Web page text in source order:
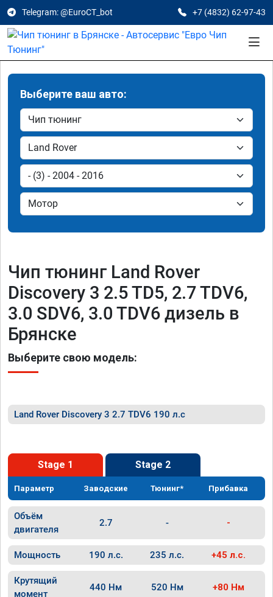
Telegram: @EuroCT_bot +7 (4832) 62-97-43
Выберите ваш авто:
Чип тюнинг Land Rover
Discovery 3 2.5 TD5, 2.7 TDV6,
3.0 SDV6, 3.0 TDV6 дизель в
Брянске
Выберите свою модель:
Land Rover Discovery 3 2.7 TDV6 190 л.с
Stage 1 Stage 2
Параметр Заводские Тюнинг* Прибавка
Объём
двигателя
2.7 - -
Мощность 190 л.с. 235 л.с. +45 л.с.
Крутящий
момент
440 Нм 520 Нм +80 Нм